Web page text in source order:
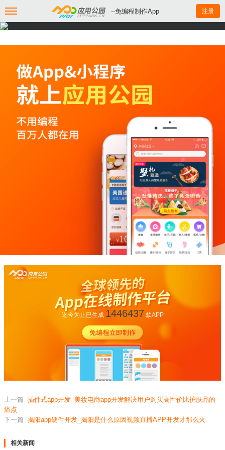
--免编程制作App 注册
迄今为止已生成 1446437 款APP
上一篇 插件式app开发_美妆电商app开发解决用户购买高性价比护肤品的
痛点
下一篇 揭阳app硬件开发_揭阳是什么原因视频直播APP开发才那么火
相关新闻